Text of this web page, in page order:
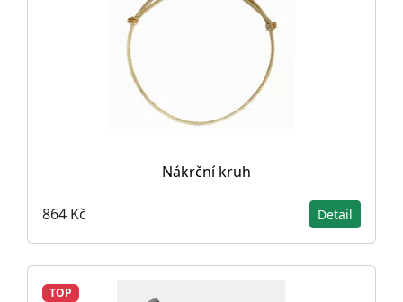
Nákrční kruh
864 Kč Detail
TOP